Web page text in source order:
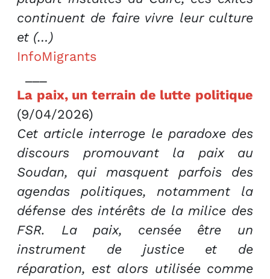
continuent de faire vivre leur culture
et (…)
InfoMigrants
La paix, un terrain de lutte politique
(9/04/2026)
Cet article interroge le paradoxe des
discours promouvant la paix au
Soudan, qui masquent parfois des
agendas politiques, notamment la
défense des intérêts de la milice des
FSR. La paix, censée être un
instrument de justice et de
réparation, est alors utilisée comme